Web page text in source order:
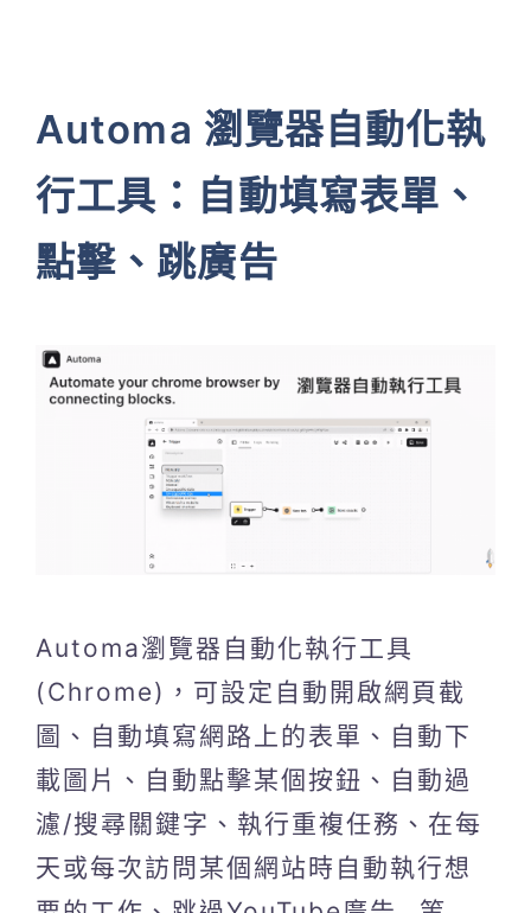
Automa 瀏覽器自動化執
行工具：自動填寫表單、
點擊、跳廣告
Automa瀏覽器自動化執行工具
(Chrome)，可設定自動開啟網頁截
圖、自動填寫網路上的表單、自動下
載圖片、自動點擊某個按鈕、自動過
濾/搜尋關鍵字、執行重複任務、在每
天或每次訪問某個網站時自動執行想